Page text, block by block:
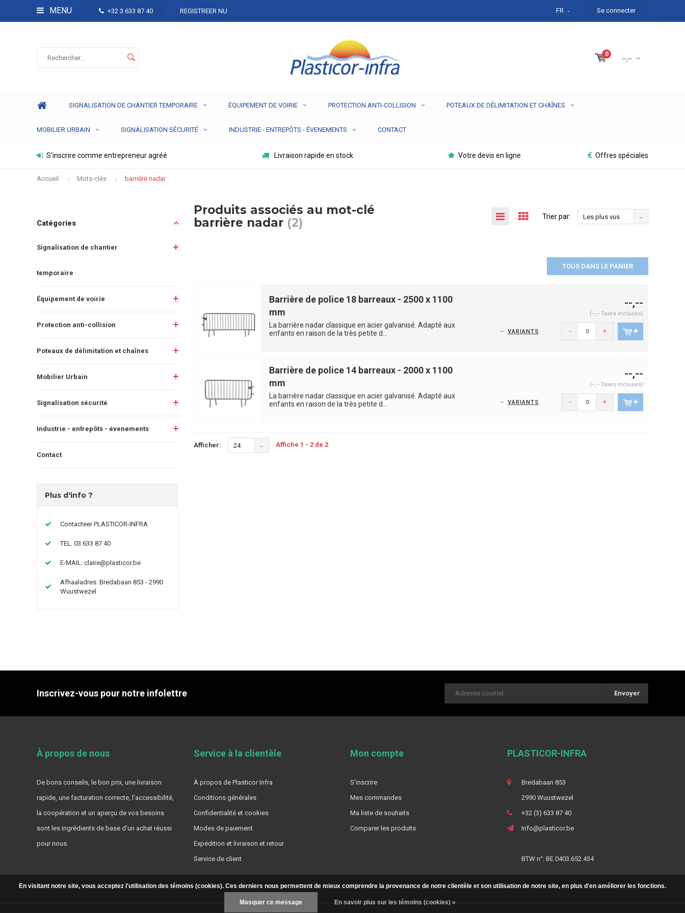
MENU +32 3 633 87 40 REGISTREER NU FR Se connecter
0
--,--
SIGNALISATION DE CHANTIER TEMPORAIRE ÉQUIPEMENT DE VOIRIE PROTECTION ANTI-COLLISION POTEAUX DE DÉLIMITATION ET CHAÎNES
MOBILIER URBAIN SIGNALISATION SÉCURITÉ INDUSTRIE - ENTREPÔTS - ÉVENEMENTS CONTACT
S'inscrire comme entrepreneur agréé Livraison rapide en stock Votre devis en ligne Offres spéciales
Accueil Mots-clés barrière nadar
Catégories
Signalisation de chantier
temporaire
Équipement de voirie
Protection anti-collision
Poteaux de délimitation et chaînes
Mobilier Urbain
Signalisation sécurité
Industrie - entrepôts - évenements
Contact
Plus d'info ?
Contacteer PLASTICOR-INFRA
TEL. 03 633 87 40
E-MAIL: claire@plasticor.be
Afhaaladres: Bredabaan 853 - 2990
Wuustwezel
Produits associés au mot-clé
barrière nadar (2) Trier par: Les plus vus
TOUS DANS LE PANIER
Barrière de police 18 barreaux - 2500 x 1100
mm
La barrière nadar classique en acier galvanisé. Adapté aux
enfants en raison de la très petite d...
--,--
(--,-- Taxes incluses)
VARIANTS - +
Barrière de police 14 barreaux - 2000 x 1100
mm
La barrière nadar classique en acier galvanisé. Adapté aux
enfants en raison de la très petite d...
--,--
(--,-- Taxes incluses)
VARIANTS - +
Afficher: 24 Affiche 1 - 2 de 2
Inscrivez-vous pour notre infolettre Envoyer
À propos de nous
De bons conseils, le bon prix, une livraison
rapide, une facturation correcte, l'accessibilité,
la coopération et un aperçu de vos besoins
sont les ingrédients de base d'un achat réussi
pour nous.
Service à la clientèle
À propos de Plasticor Infra
Conditions générales
Confidentialité et cookies
Modes de paiement
Expédition et livraison et retour
Service de client
Mon compte
S'inscrire
Mes commandes
Ma liste de souhaits
Comparer les produits
PLASTICOR-INFRA
Bredabaan 853
2990 Wuustwezel
+32 (3) 633 87 40
Info@plasticor.be
BTW n°: BE 0403.652.434
En visitant notre site, vous acceptez l'utilisation des témoins (cookies). Ces derniers nous permettent de mieux comprendre la provenance de notre clientèle et son utilisation de notre site, en plus d'en améliorer les fonctions.
Masquer ce message En savoir plus sur les témoins (cookies) »